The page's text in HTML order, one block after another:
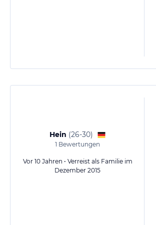
Hein (26-30)
1 Bewertungen
Vor 10 Jahren • Verreist als Familie im
Dezember 2015